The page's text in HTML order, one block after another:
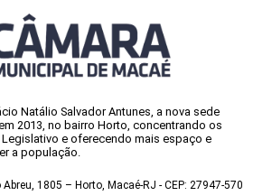
Natálio Salvador Antunes, a nova sede
2013, no bairro Horto, concentrando os
e oferecendo mais espaço e
a população.
1805 – Horto, Macaé-RJ - CEP: 27947-570